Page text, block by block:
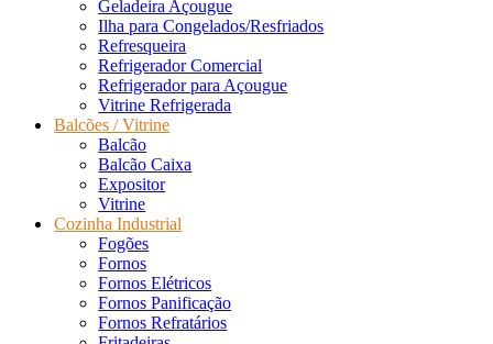
Geladeira Açougue
Ilha para Congelados/Resfriados
Refresqueira
Refrigerador Comercial
Refrigerador para Açougue
Vitrine Refrigerada
Balcões / Vitrine
Balcão
Balcão Caixa
Expositor
Vitrine
Cozinha Industrial
Fogões
Fornos
Fornos Elétricos
Fornos Panificação
Fornos Refratários